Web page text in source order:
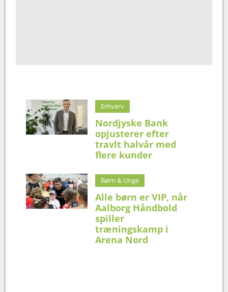
Erhverv
Nordjyske Bank
opjusterer efter
travlt halvår med
flere kunder
Børn & Unge
Alle børn er VIP, når
Aalborg Håndbold
spiller
træningskamp i
Arena Nord